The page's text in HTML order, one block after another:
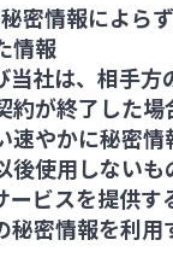
密情報によら
情報
当社は、相手方
約が終了した場
速やかに秘密情
使用しないも
ービスを提供す
秘密情報を利用